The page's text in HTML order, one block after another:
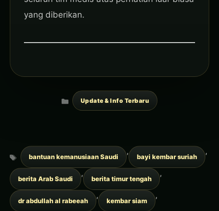
yang diberikan.
Update & Info Terbaru
Tags
bantuan kemanusiaan Saudi
,
bayi kembar suriah
,
berita Arab Saudi
,
berita timur tengah
,
dr abdullah al rabeeah
,
kembar siam
,